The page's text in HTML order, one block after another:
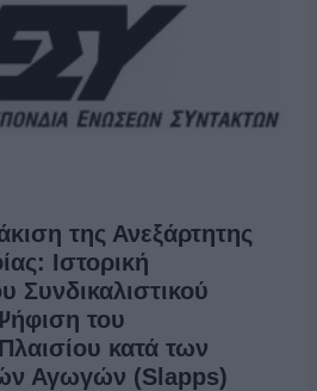
της Ανεξάρτητης
Ιστορική
Συνδικαλιστικού
του
κατά των
Αγωγών (Slapps)